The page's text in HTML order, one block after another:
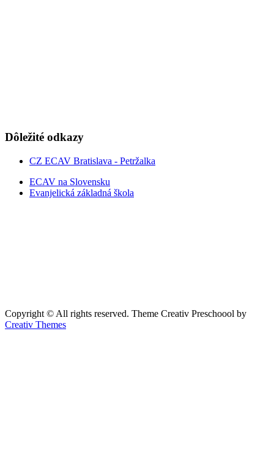
Dôležité odkazy
CZ ECAV Bratislava - Petržalka
ECAV na Slovensku
Evanjelická základná škola
Copyright © All rights reserved. Theme Creativ Preschoool by
Creativ Themes